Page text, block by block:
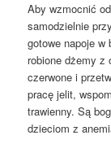
Aby wzmocnić
samodzielnie
gotowe napoje w
robione dżemy z
czerwone i
pracę jelit,
trawienny. Są
dzieciom z